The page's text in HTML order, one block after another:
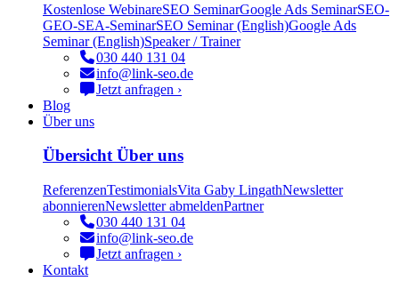
Kostenlose WebinareSEO SeminarGoogle Ads SeminarSEO-
GEO-SEA-SeminarSEO Seminar (English)Google Ads
Seminar (English)Speaker / Trainer
030 440 131 04
info@link-seo.de
Jetzt anfragen ›
Blog
Über uns
Übersicht Über uns
ReferenzenTestimonialsVita Gaby LingathNewsletter
abonnierenNewsletter abmeldenPartner
030 440 131 04
info@link-seo.de
Jetzt anfragen ›
Kontakt